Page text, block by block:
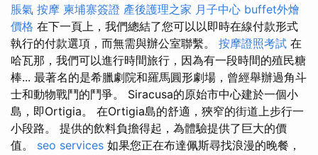
脹氣 按摩 柬埔寨簽證 產後護理之家 月子中心 buffet外燴
價格 在下一頁上，我們總結了您可以以即時在線付款形式
執行的付款選項，而無需與辦公室聯繫。 按摩證照考試 在
哈瓦那，我們可以進行時間旅行，因為有一段時間的殖民糖
棒... 最著名的是希臘劇院和羅馬圓形劇場，曾經舉辦過角斗
士和動物戰鬥的鬥爭。 Siracusa的原始市中心建於一個小
島，即Ortigia。 在Ortigia島的舒適，狹窄的街道上步行一
小段路。 提供的飲料負擔得起，為體驗提供了巨大的價
值。 seo services 如果您正在布達佩斯尋找浪漫的晚餐，